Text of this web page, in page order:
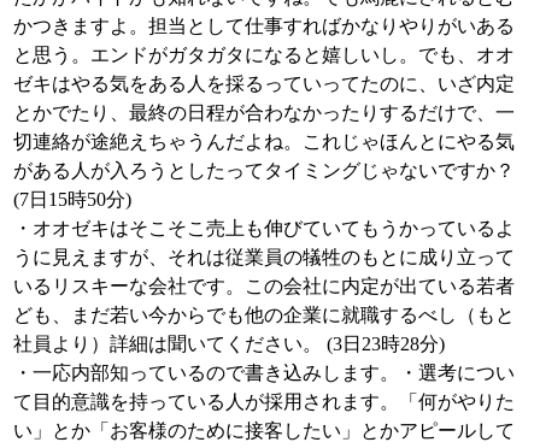
かつきますよ。担当として仕事すればかなりやりがいある
と思う。エンドがガタガタになると嬉しいし。でも、オオ
ゼキはやる気をある人を採るっていってたのに、いざ内定
とかでたり、最終の日程が合わなかったりするだけで、一
切連絡が途絶えちゃうんだよね。これじゃほんとにやる気
がある人が入ろうとしたってタイミングじゃないですか？
(7日15時50分)
・オオゼキはそこそこ売上も伸びていてもうかっているよ
うに見えますが、それは従業員の犠牲のもとに成り立って
いるリスキーな会社です。この会社に内定が出ている若者
ども、まだ若い今からでも他の企業に就職するべし（もと
社員より）詳細は聞いてください。 (3日23時28分)
・一応内部知っているので書き込みします。・選考につい
て目的意識を持っている人が採用されます。「何がやりた
い」とか「お客様のために接客したい」とかアピールして